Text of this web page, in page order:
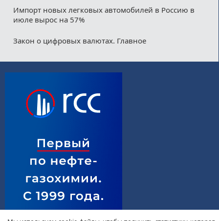
Импорт новых легковых автомобилей в Россию в
июле вырос на 57%
Закон о цифровых валютах. Главное